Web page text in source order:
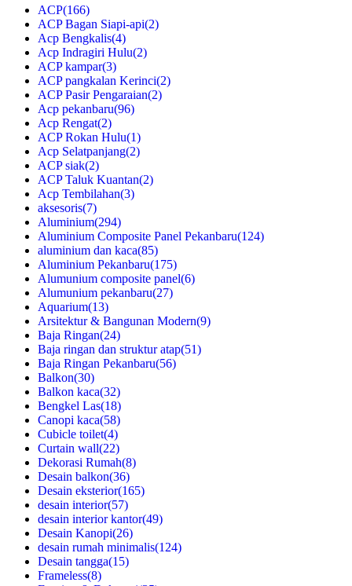
ACP(166)
ACP Bagan Siapi-api(2)
Acp Bengkalis(4)
Acp Indragiri Hulu(2)
ACP kampar(3)
ACP pangkalan Kerinci(2)
ACP Pasir Pengaraian(2)
Acp pekanbaru(96)
Acp Rengat(2)
ACP Rokan Hulu(1)
Acp Selatpanjang(2)
ACP siak(2)
ACP Taluk Kuantan(2)
Acp Tembilahan(3)
aksesoris(7)
Aluminium(294)
Aluminium Composite Panel Pekanbaru(124)
aluminium dan kaca(85)
Aluminium Pekanbaru(175)
Alumunium composite panel(6)
Alumunium pekanbaru(27)
Aquarium(13)
Arsitektur & Bangunan Modern(9)
Baja Ringan(24)
Baja ringan dan struktur atap(51)
Baja Ringan Pekanbaru(56)
Balkon(30)
Balkon kaca(32)
Bengkel Las(18)
Canopi kaca(58)
Cubicle toilet(4)
Curtain wall(22)
Dekorasi Rumah(8)
Desain balkon(36)
Desain eksterior(165)
desain interior(57)
desain interior kantor(49)
Desain Kanopi(26)
desain rumah minimalis(124)
Desain tangga(15)
Frameless(8)